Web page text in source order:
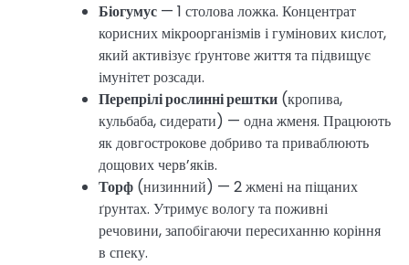
Біогумус — 1 столова ложка. Концентрат
корисних мікроорганізмів і гумінових кислот,
який активізує ґрунтове життя та підвищує
імунітет розсади.
Перепрілі рослинні рештки (кропива,
кульбаба, сидерати) — одна жменя. Працюють
як довгострокове добриво та приваблюють
дощових черв’яків.
Торф (низинний) — 2 жмені на піщаних
ґрунтах. Утримує вологу та поживні
речовини, запобігаючи пересиханню коріння
в спеку.